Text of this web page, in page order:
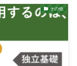
その他